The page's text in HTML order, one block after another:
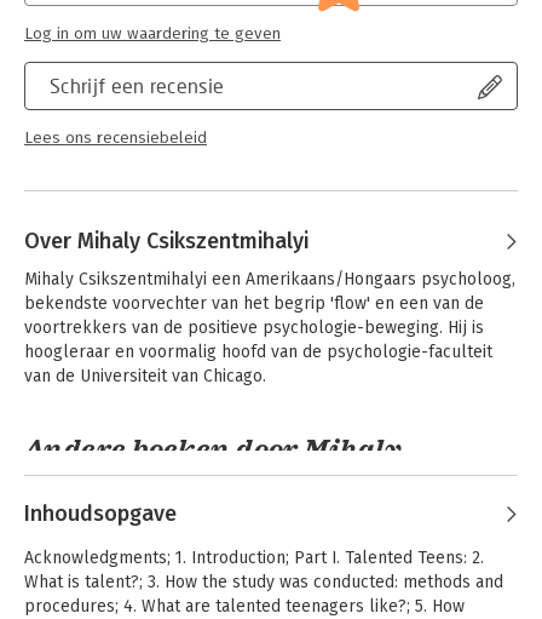
Schrijf een recensie
Lees ons recensiebeleid
Log in om uw waardering te geven
Over Mihaly Csikszentmihalyi
Mihaly Csikszentmihalyi een Amerikaans/Hongaars psycholoog,
bekendste voorvechter van het begrip 'flow' en een van de
voortrekkers van de positieve psychologie-beweging. Hij is
hoogleraar en voormalig hoofd van de psychologie-faculteit
van de Universiteit van Chicago.
Andere boeken door Mihaly
Csikszentmihalyi
Inhoudsopgave
Acknowledgments; 1. Introduction; Part I. Talented Teens: 2.
What is talent?; 3. How the study was conducted: methods and
procedures; 4. What are talented teenagers like?; 5. How